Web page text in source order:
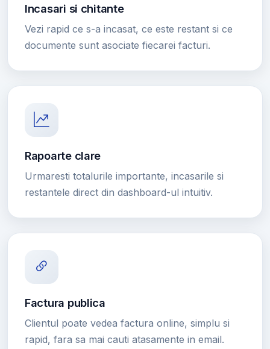
Incasari si chitante
Vezi rapid ce s-a incasat, ce este restant si ce
documente sunt asociate fiecarei facturi.
Rapoarte clare
Urmaresti totalurile importante, incasarile si
restantele direct din dashboard-ul intuitiv.
Factura publica
Clientul poate vedea factura online, simplu si
rapid, fara sa mai cauti atasamente in email.